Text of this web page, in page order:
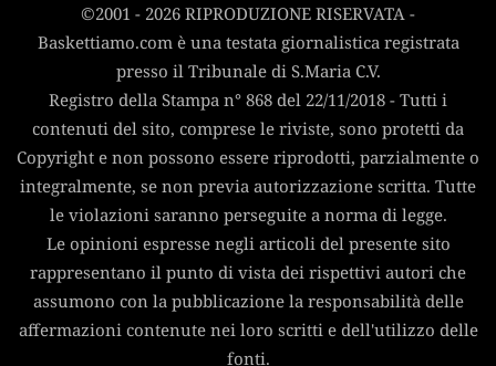
©2001 - 2026 RIPRODUZIONE RISERVATA -
Baskettiamo.com è una testata giornalistica registrata
presso il Tribunale di S.Maria C.V.
Registro della Stampa n° 868 del 22/11/2018 - Tutti i
contenuti del sito, comprese le riviste, sono protetti da
Copyright e non possono essere riprodotti, parzialmente o
integralmente, se non previa autorizzazione scritta. Tutte
le violazioni saranno perseguite a norma di legge.
Le opinioni espresse negli articoli del presente sito
rappresentano il punto di vista dei rispettivi autori che
assumono con la pubblicazione la responsabilità delle
affermazioni contenute nei loro scritti e dell'utilizzo delle
fonti.